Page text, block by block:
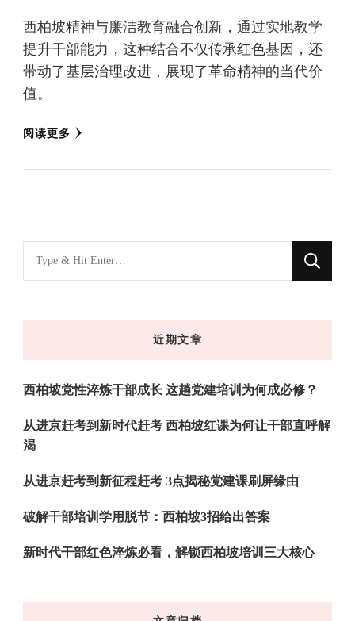
西柏坡精神与廉洁教育融合创新，通过实地教学
提升干部能力，这种结合不仅传承红色基因，还
带动了基层治理改进，展现了革命精神的当代价
值。
阅读更多
找
什
近期文章
西柏坡党性淬炼干部成长 这趟党建培训为何成必修？
从进京赶考到新时代赶考 西柏坡红课为何让干部直呼解
渴
从进京赶考到新征程赶考 3点揭秘党建课刷屏缘由
破解干部培训学用脱节：西柏坡3招给出答案
新时代干部红色淬炼必看，解锁西柏坡培训三大核心